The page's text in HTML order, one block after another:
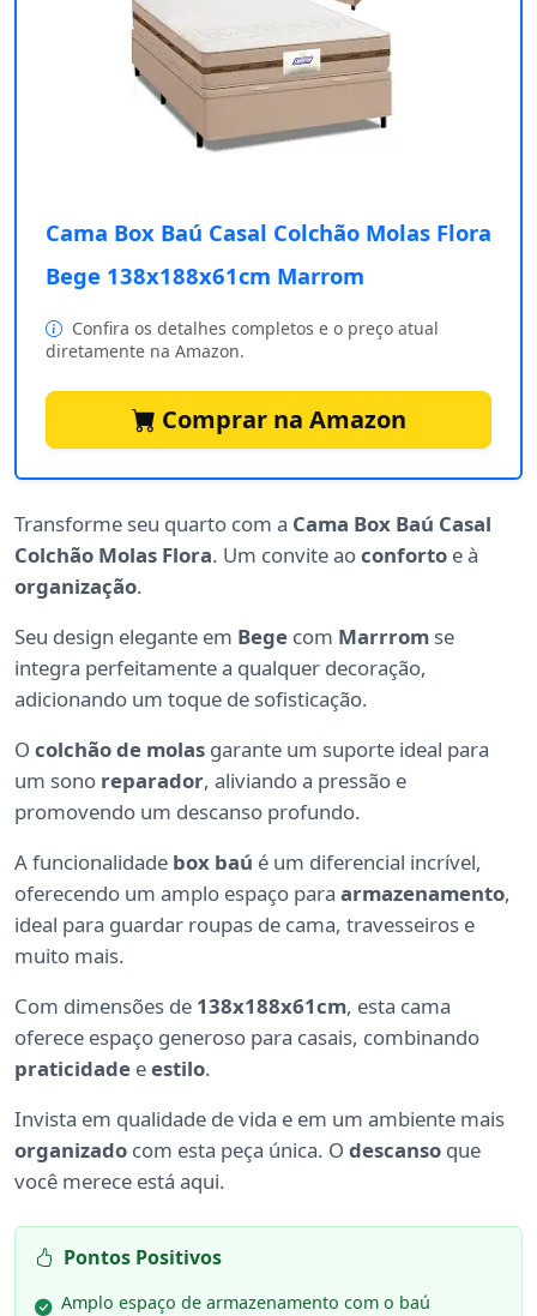
Cama Box Baú Casal Colchão Molas Flora
Bege 138x188x61cm Marrom
Confira os detalhes completos e o preço atual
diretamente na Amazon.
Comprar na Amazon
Transforme seu quarto com a Cama Box Baú Casal
Colchão Molas Flora. Um convite aoconforto e à
organização.
Seu design elegante em Bege com Marrrom se
integra perfeitamente a qualquer decoração,
adicionando um toque de sofisticação.
O colchão de molas garante um suporte ideal para
um sono reparador, aliviando a pressão e
promovendo um descanso profundo.
A funcionalidade box baú é um diferencial incrível,
oferecendo um amplo espaço para armazenamento,
ideal para guardar roupas de cama, travesseiros e
muito mais.
Com dimensões de 138x188x61cm, esta cama
oferece espaço generoso para casais, combinando
praticidade eestilo.
Invista em qualidade de vida e em um ambiente mais
organizado com esta peça única. O descanso que
você merece está aqui.
Pontos Positivos
Amplo espaço de armazenamento com o baú